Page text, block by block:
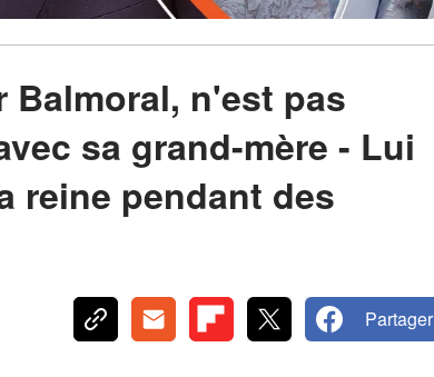
Balmoral, n'est pas
sa grand-mère - Lui
reine pendant des
Partager